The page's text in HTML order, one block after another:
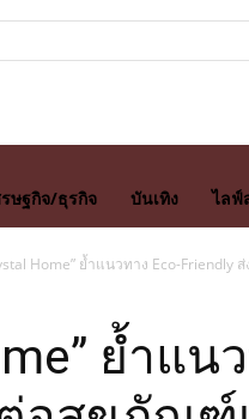
รษฐกิจ/ธุรกิจ บันเทิง ไลฟ์
Home” ย้ำแนวทาง Eco-
ย้ำแน